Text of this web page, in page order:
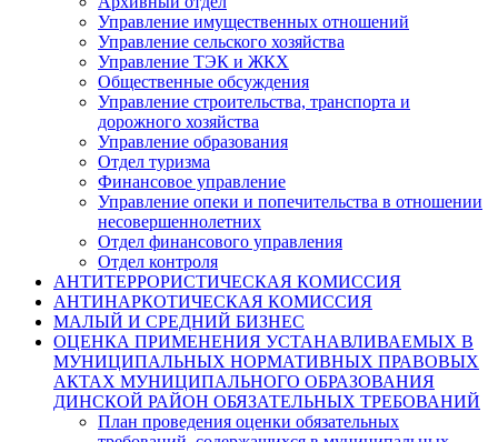
Управление имущественных отношений
Управление сельского хозяйства
Управление ТЭК и ЖКХ
Общественные обсуждения
Управление строительства, транспорта и
дорожного хозяйства
Управление образования
Отдел туризма
Финансовое управление
Управление опеки и попечительства в отношении
несовершеннолетних
Отдел финансового управления
Отдел контроля
АНТИТЕРРОРИСТИЧЕСКАЯ КОМИССИЯ
АНТИНАРКОТИЧЕСКАЯ КОМИССИЯ
МАЛЫЙ И СРЕДНИЙ БИЗНЕС
ОЦЕНКА ПРИМЕНЕНИЯ УСТАНАВЛИВАЕМЫХ В
МУНИЦИПАЛЬНЫХ НОРМАТИВНЫХ ПРАВОВЫХ
АКТАХ МУНИЦИПАЛЬНОГО ОБРАЗОВАНИЯ
ДИНСКОЙ РАЙОН ОБЯЗАТЕЛЬНЫХ ТРЕБОВАНИЙ
План проведения оценки обязательных